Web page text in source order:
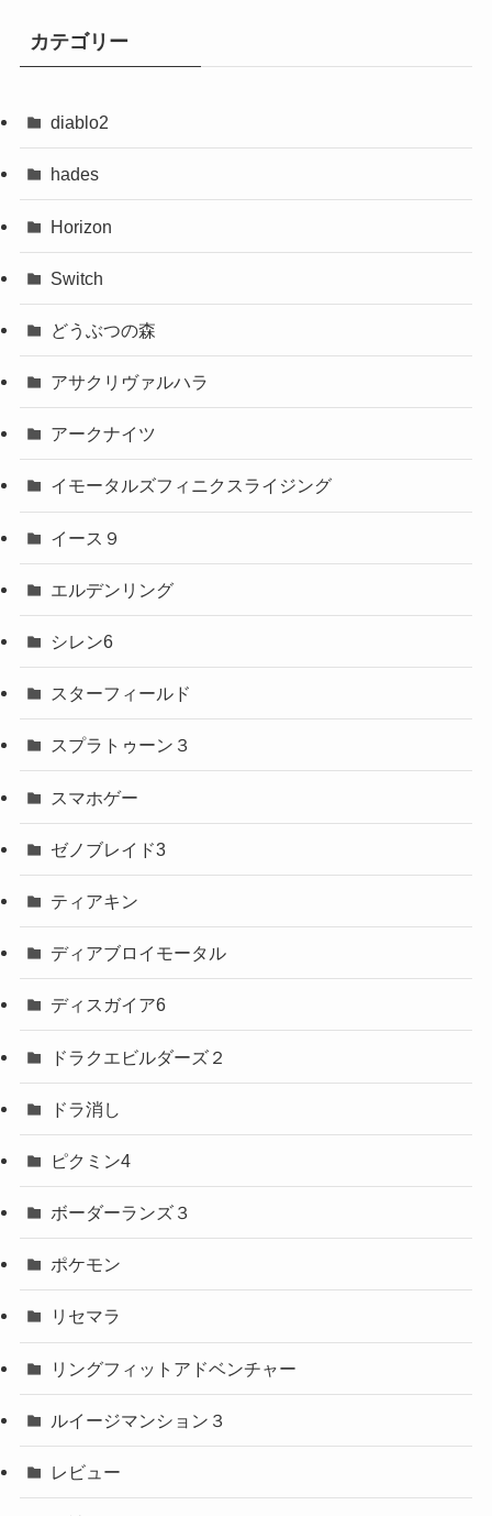
カテゴリー
diablo2
hades
Horizon
Switch
どうぶつの森
アサクリヴァルハラ
アークナイツ
イモータルズフィニクスライジング
イース９
エルデンリング
シレン6
スターフィールド
スプラトゥーン３
スマホゲー
ゼノブレイド3
ティアキン
ディアブロイモータル
ディスガイア6
ドラクエビルダーズ２
ドラ消し
ピクミン4
ボーダーランズ３
ポケモン
リセマラ
リングフィットアドベンチャー
ルイージマンション３
レビュー